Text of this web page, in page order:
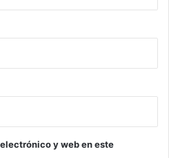
y web en este